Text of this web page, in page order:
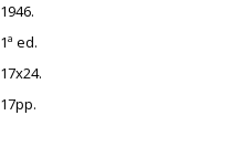
1946.
1ª ed.
17x24.
17pp.